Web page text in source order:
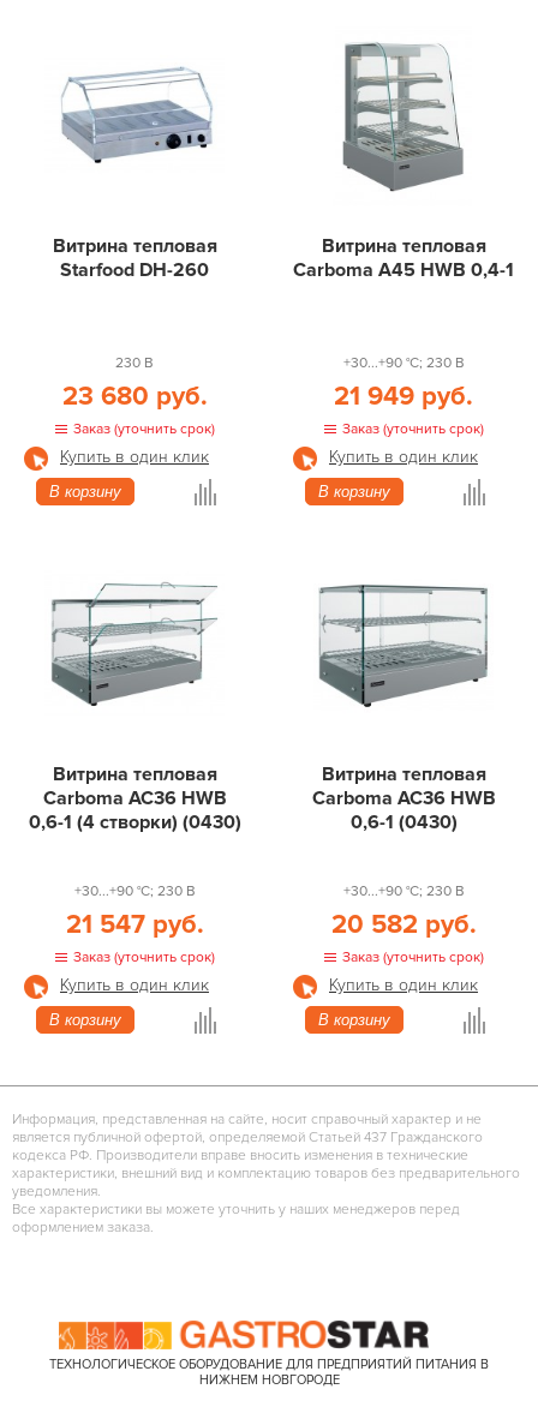
Витрина тепловая
Starfood DH-260
230 В
23 680 руб.
Заказ (уточнить срок)
Купить в один клик
В корзину
Витрина тепловая
Carboma A45 HWB 0,4-1
+30...+90 °С; 230 В
21 949 руб.
Заказ (уточнить срок)
Купить в один клик
В корзину
Витрина тепловая
Carboma AC36 HWB
0,6-1 (4 створки) (0430)
+30...+90 °С; 230 В
21 547 руб.
Заказ (уточнить срок)
Купить в один клик
В корзину
Витрина тепловая
Carboma AC36 HWB
0,6-1 (0430)
+30...+90 °С; 230 В
20 582 руб.
Заказ (уточнить срок)
Купить в один клик
В корзину
Информация, представленная на сайте, носит справочный характер и не
является публичной офертой, определяемой Статьей 437 Гражданского
кодекса РФ. Производители вправе вносить изменения в технические
характеристики, внешний вид и комплектацию товаров без предварительного
уведомления.
Все характеристики вы можете уточнить у наших менеджеров перед
оформлением заказа.
ТЕХНОЛОГИЧЕСКОЕ ОБОРУДОВАНИЕ ДЛЯ ПРЕДПРИЯТИЙ ПИТАНИЯ В
НИЖНЕМ НОВГОРОДЕ